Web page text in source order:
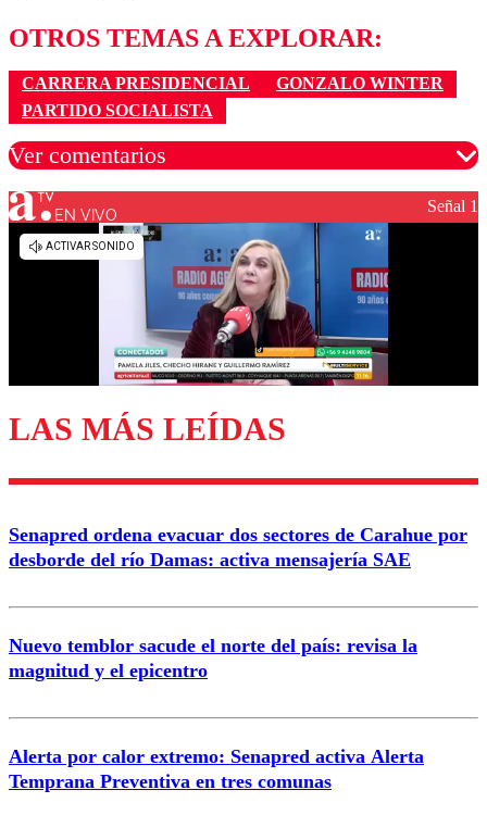
OTROS TEMAS A EXPLORAR:
CARRERA PRESIDENCIAL
GONZALO WINTER
PARTIDO SOCIALISTA
Ver comentarios
Los comentarios son moderados para garantizar un
diálogo respetuoso.
Enviar comentario
EN VIVO Señal 1
LAS MÁS LEÍDAS
Senapred ordena evacuar dos sectores de Carahue por
desborde del río Damas: activa mensajería SAE
Nuevo temblor sacude el norte del país: revisa la
magnitud y el epicentro
Alerta por calor extremo: Senapred activa Alerta
Temprana Preventiva en tres comunas